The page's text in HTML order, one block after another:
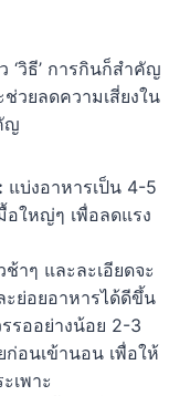
‘วิธี’ การกินก็สำคัญ
วยลดความเสี่ยงใน
ญ
แบ่งอาหารเป็น 4-5
ใหญ่ๆ เพื่อลดแรง
ช้าๆ และละเอียดจะ
ะย่อยอาหารได้ดีขึ้น
รออย่างน้อย 2-3
อนเข้านอน เพื่อให้
เพาะ